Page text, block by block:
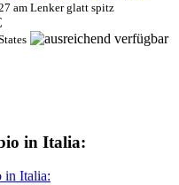
am Lenker glatt spitz
in Italia:
in Italia: